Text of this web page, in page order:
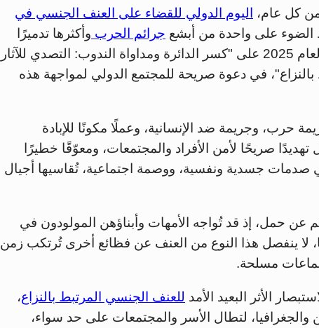
كل عام، اليوم الدولي للقضاء على العنف الجنسي في
الضوء على واحدة من أبشع جرائم الحرب وأكثرها تدميرًا
للنسيج الاجتماعي، ويُركز موضوع هذا العام 2025 على "كسر الدائرة ومداواة الندوب: التصدي للآثار
بالنزاع"، في دعوة صريحة للمجتمع الدولي لمواجهة هذه
حرب، وجريمة ضد الإنسانية، وعملًا مكونًا للإبادة
صريحًا لأمن الأفراد والمجتمعات، ومعوّقًا خطيرًا
صدمات جسدية ونفسية، ووصمة اجتماعية، تُقاسيها أجيال
عن حمل، إذ قد تُواجه الأمهات وأبناؤهن المولودون في
لا ينفصل هذا النوع من العنف عن فظائع أخرى تُرتكب زمن
مسلحة.
الأثر البعيد الأمد للعنف الجنسي المرتبط بالنزاع،
لتطال الأسر والمجتمعات على حد سواء،